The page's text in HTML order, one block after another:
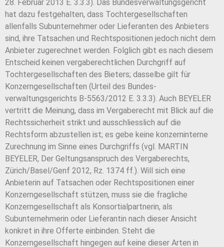
28. Februar 2013 E. 3.3.3). Das Bundesverwaltungsgericht
hat dazu festgehalten, dass Tochtergesellschaften
allenfalls Subunternehmer oder Lieferanten des Anbieters
sind, ihre Tatsachen und Rechtspositionen jedoch nicht dem
Anbieter zugerechnet werden. Folglich gibt es nach diesem
Entscheid keinen vergaberechtlichen Durchgriff auf
Tochtergesellschaften des Bieters; dasselbe gilt für
Konzerngesellschaften (Urteil des Bundes-
verwaltungsgerichts B-5563/2012 E. 3.3.3). Auch BEYELER
vertritt die Meinung, dass im Vergaberecht mit Blick auf die
Rechtssicherheit strikt und ausschliesslich auf die
Rechtsform abzustellen ist; es gebe keine konzerninterne
Zurechnung im Sinne eines Durchgriffs (vgl. MARTIN
BEYELER, Der Geltungsanspruch des Vergaberechts,
Zürich/Basel/Genf 2012, Rz. 1374 ff.). Will sich eine
Anbieterin auf Tatsachen oder Rechtspositionen einer
Konzerngesellschaft stützen, muss sie die fragliche
Konzerngesellschaft als Konsortialpartnerin, als
Subunternehmerin oder Lieferantin nach dieser Ansicht
konkret in ihre Offerte einbinden. Steht die
Konzerngesellschaft hingegen auf keine dieser Arten in